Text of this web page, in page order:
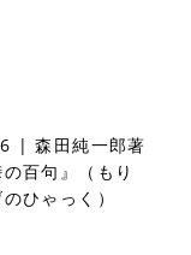
| 森田純一郎著
の百句』（もり
ひゃっく）